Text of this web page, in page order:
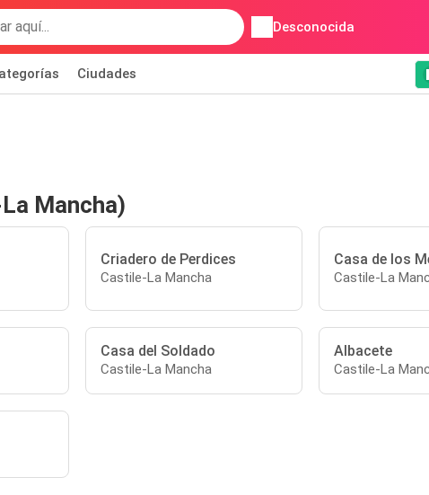
Desconocida
Ciudades
Mancha)
Criadero de Perdices
Castile-La Mancha
Casa de los
Castile-La
Casa del Soldado
Castile-La Mancha
Albacete
Castile-La